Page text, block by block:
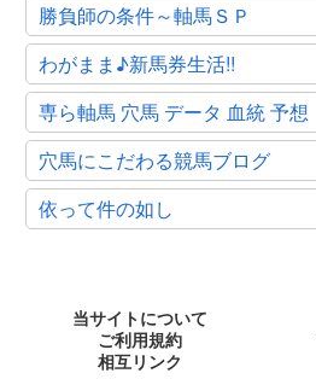
勝負師の条件～軸馬ＳＰ
わがまま♪新馬券生活!!
専ら軸馬 穴馬 データ 血統 予想
穴馬にこだわる競馬ブログ
依って件の如し
当サイトについて
ご利用規約
相互リンク